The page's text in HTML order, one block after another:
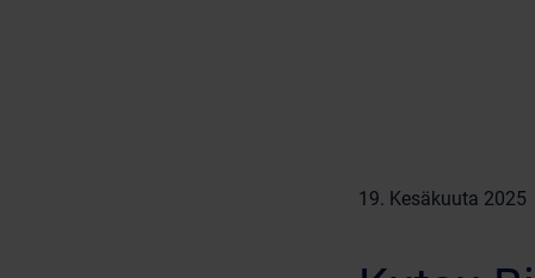
19. Kesäkuuta 2025